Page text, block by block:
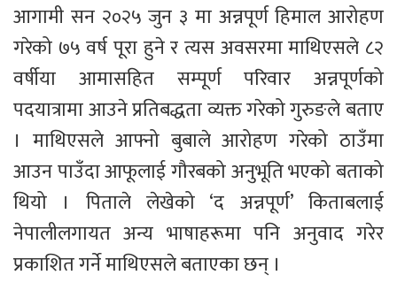
आगामी सन २०२५ जुन ३ मा अन्नपूर्ण हिमाल आरोहण
गरेको ७५ वर्ष पूरा हुने र त्यस अवसरमा माथिएसले ८२
वर्षीया आमासहित सम्पूर्ण परिवार अन्नपूर्णको
पदयात्रामा आउने प्रतिबद्धता व्यक्त गरेको गुरुङले बताए
। माथिएसले आफ्नो बुबाले आरोहण गरेको ठाउँमा
आउन पाउँदा आफूलाई गौरबको अनुभूति भएको बताको
थियो । पिताले लेखेको ‘द अन्नपूर्ण’ किताबलाई
नेपालीलगायत अन्य भाषाहरूमा पनि अनुवाद गरेर
प्रकाशित गर्ने माथिएसले बताएका छन् ।